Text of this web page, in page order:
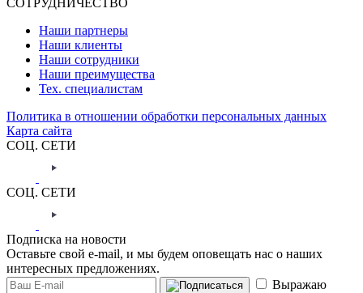
Наши партнеры
Наши клиенты
Наши сотрудники
Наши преимущества
Тех. специалистам
Политика в отношении обработки персональных данных
Карта сайта
СОЦ. СЕТИ
СОЦ. СЕТИ
Подписка на новости
Оставьте свой e-mail, и мы будем оповещать нас о наших
интересных предложениях.
Выражаю